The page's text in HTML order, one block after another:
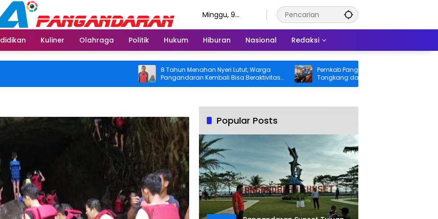
Minggu, 9
Kuliner Olahraga Politik Hukum Hiburan Nasional Redaksi
8 Tahun Menahan Nyeri Lutut, Warga
Pangandaran Kembali Bisa Beraktivitas
Usai Operasi Gratis Ditanggung BPJS
Pemkab Pangandaran Desak Bangkai
Tongkang dan Ceceran Batu Bara
Segera Diangkat, Soroti Buruknya
Popular Posts